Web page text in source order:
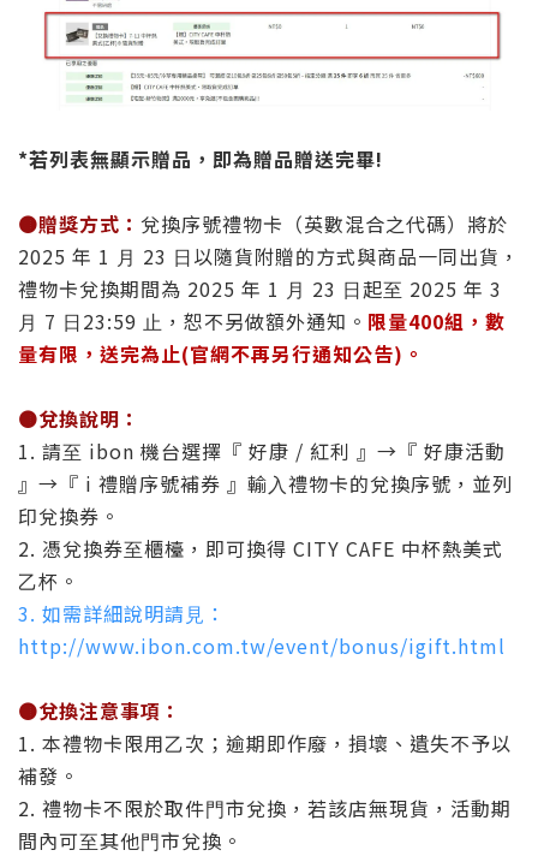
*若列表無顯示贈品，即為贈品贈送完畢!
🟤贈獎⽅式： 兌換序號禮物卡（英數混合之代碼）將於
2025 年 1 ⽉ 23 ⽇以隨貨附贈的⽅式與商品⼀同出貨，
禮物卡兌換期間為 2025 年 1 ⽉ 23 ⽇起⾄ 2025 年 3
⽉ 7 ⽇23:59 ⽌，恕不另做額外通知。 限量400組，數
量有限，送完為止(官網不再另行通知公告)。
🟤兌換說明：
1. 請⾄ ibon 機台選擇『 好康 / 紅利 』→『 好康活動
』→『 i 禮贈序號補券 』輸⼊禮物卡的兌換序號，並列
印兌換券。
2. 憑兌換券⾄櫃檯，即可換得 CITY CAFE 中杯熱美式
⼄杯。
3. 如需詳細說明請⾒：
http://www.ibon.com.tw/event/bonus/igift.html
🟤兌換注意事項：
1. 本禮物卡限⽤⼄次；逾期即作廢，損壞、遺失不予以
補發。
2. 禮物卡不限於取件⾨市兌換，若該店無現貨，活動期
間內可⾄其他⾨市兌換。